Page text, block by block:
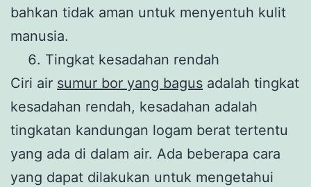
bahkan tidak aman untuk menyentuh kulit
manusia.
Tingkat kesadahan rendah
Ciri air sumur bor yang bagus adalah tingkat
kesadahan rendah, kesadahan adalah
tingkatan kandungan logam berat tertentu
yang ada di dalam air. Ada beberapa cara
yang dapat dilakukan untuk mengetahui